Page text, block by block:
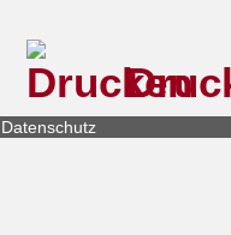
Datenschutz